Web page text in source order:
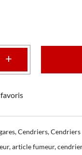
+
,Cendriers,Cendriers
,article fumeur,cendrier